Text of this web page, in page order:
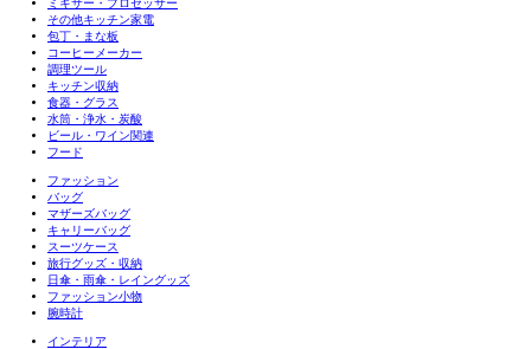
その他キッチン家電
包丁・まな板
コーヒーメーカー
調理ツール
キッチン収納
食器・グラス
水筒・浄水・炭酸
ビール・ワイン関連
フード
ファッション
バッグ
マザーズバッグ
キャリーバッグ
スーツケース
旅行グッズ・収納
日傘・雨傘・レイングッズ
ファッション小物
腕時計
インテリア